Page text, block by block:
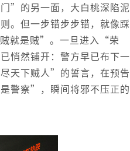
”的另一面，大白桃深陷泥
。但一步错步步错，就像踩
就是贼”。一旦进入“荣
悄然铺开：警方早已布下一
天下贼人”的誓言，在预告
警察”，瞬间将邪不压正的